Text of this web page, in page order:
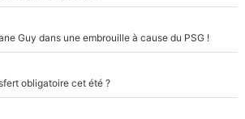
Guy dans une embrouille à cause du PSG !
obligatoire cet été ?